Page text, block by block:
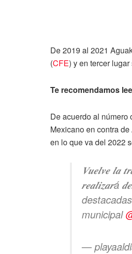
De 2019 al 2021
(CFE) y en tercer
Te recomendamos
De acuerdo al
Mexicano en contra
en lo que va del 2022
𝑽𝒖𝒆𝒍𝒗𝒆 𝒍𝒂
𝒓𝒆𝒂𝒍𝒊𝒛𝒂𝒓á
municipal
—